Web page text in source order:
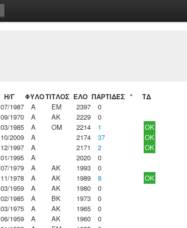
Η/Γ ΦΥΛΟΤΙΤΛΟΣ ΕΛΟ ΠΑΡΤΙΔΕΣ *
ΤΔ
07/1987 Α ΕΜ 2397
0
09/1970 Α ΑΚ 2229
0
03/1985 Α ΟΜ 2214 1
OK
10/2009 Α 2174 37
OK
12/1997 Α 2171 2
OK
01/1995 Α 2020
0
07/1979 Α ΑΚ 1993
0
11/1978 Α ΑΚ 1989 8
OK
03/1959 Α ΑΚ 1980
0
02/1985 Α ΒΚ 1973
0
03/1975 Α ΑΚ 1965
0
06/1959 Α ΑΚ 1960
0